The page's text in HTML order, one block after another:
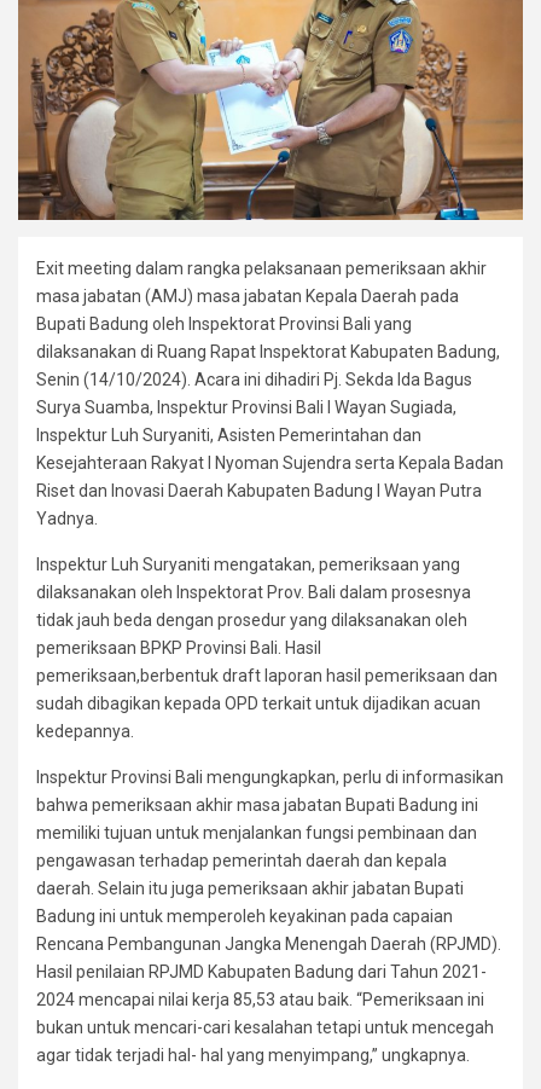
Exit meeting dalam rangka pelaksanaan pemeriksaan akhir
masa jabatan (AMJ) masa jabatan Kepala Daerah pada
Bupati Badung oleh Inspektorat Provinsi Bali yang
dilaksanakan di Ruang Rapat Inspektorat Kabupaten Badung,
Senin (14/10/2024). Acara ini dihadiri Pj. Sekda Ida Bagus
Surya Suamba, Inspektur Provinsi Bali I Wayan Sugiada,
Inspektur Luh Suryaniti, Asisten Pemerintahan dan
Kesejahteraan Rakyat I Nyoman Sujendra serta Kepala Badan
Riset dan Inovasi Daerah Kabupaten Badung I Wayan Putra
Yadnya.
Inspektur Luh Suryaniti mengatakan, pemeriksaan yang
dilaksanakan oleh Inspektorat Prov. Bali dalam prosesnya
tidak jauh beda dengan prosedur yang dilaksanakan oleh
pemeriksaan BPKP Provinsi Bali. Hasil
pemeriksaan,berbentuk draft laporan hasil pemeriksaan dan
sudah dibagikan kepada OPD terkait untuk dijadikan acuan
kedepannya.
Inspektur Provinsi Bali mengungkapkan, perlu di informasikan
bahwa pemeriksaan akhir masa jabatan Bupati Badung ini
memiliki tujuan untuk menjalankan fungsi pembinaan dan
pengawasan terhadap pemerintah daerah dan kepala
daerah. Selain itu juga pemeriksaan akhir jabatan Bupati
Badung ini untuk memperoleh keyakinan pada capaian
Rencana Pembangunan Jangka Menengah Daerah (RPJMD).
Hasil penilaian RPJMD Kabupaten Badung dari Tahun 2021-
2024 mencapai nilai kerja 85,53 atau baik. “Pemeriksaan ini
bukan untuk mencari-cari kesalahan tetapi untuk mencegah
agar tidak terjadi hal- hal yang menyimpang,” ungkapnya.